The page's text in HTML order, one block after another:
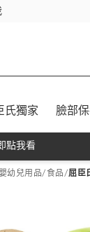
氏獨家 臉部
點我看
幼兒用品/食品/屈臣